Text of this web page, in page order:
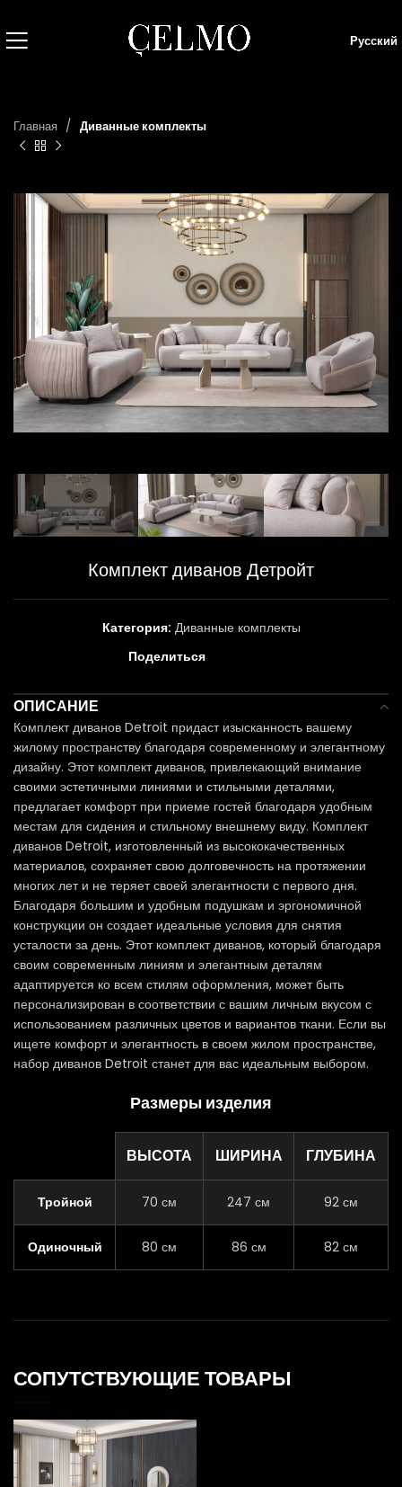
Русский
Главная Диванные комплекты
Комплект диванов Детройт
Категория: Диванные комплекты
Поделиться
ОПИСАНИЕ
Комплект диванов Detroit придаст изысканность вашему
жилому пространству благодаря современному и элегантному
дизайну. Этот комплект диванов, привлекающий внимание
своими эстетичными линиями и стильными деталями,
предлагает комфорт при приеме гостей благодаря удобным
местам для сидения и стильному внешнему виду. Комплект
диванов Detroit, изготовленный из высококачественных
материалов, сохраняет свою долговечность на протяжении
многих лет и не теряет своей элегантности с первого дня.
Благодаря большим и удобным подушкам и эргономичной
конструкции он создает идеальные условия для снятия
усталости за день. Этот комплект диванов, который благодаря
своим современным линиям и элегантным деталям
адаптируется ко всем стилям оформления, может быть
персонализирован в соответствии с вашим личным вкусом с
использованием различных цветов и вариантов ткани. Если вы
ищете комфорт и элегантность в своем жилом пространстве,
набор диванов Detroit станет для вас идеальным выбором.
Размеры изделия
ВЫСОТА ШИРИНА ГЛУБИНА
Тройной 70 см 247 см 92 см
Одиночный 80 см 86 см 82 см
СОПУТСТВУЮЩИЕ ТОВАРЫ